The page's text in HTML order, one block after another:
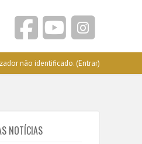
não identificado. (Entrar)
NOTÍCIAS